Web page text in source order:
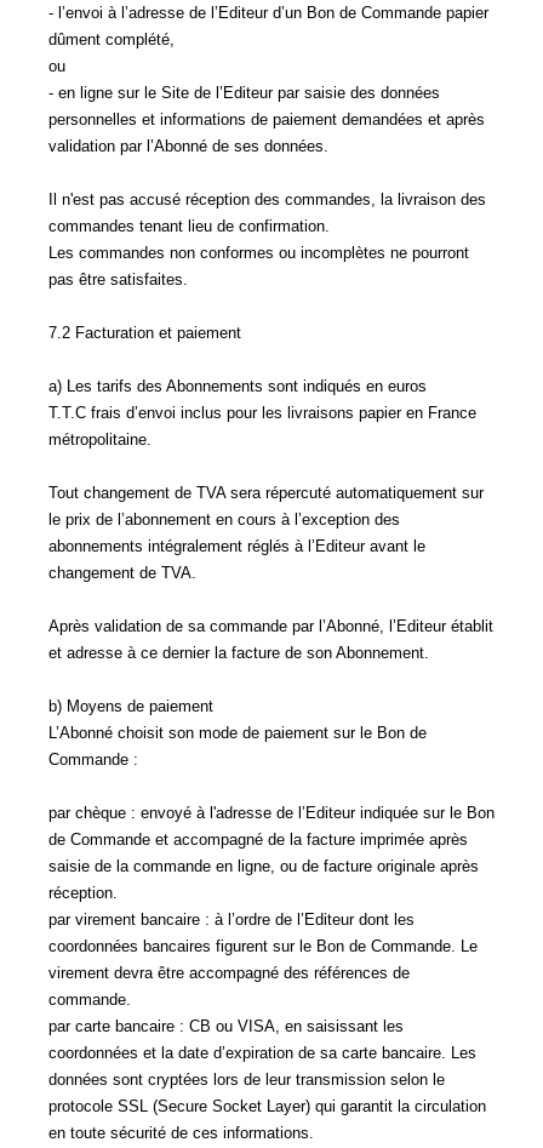
- l’envoi à l’adresse de l’Editeur d’un Bon de Commande papier
dûment complété,
ou
- en ligne sur le Site de l’Editeur par saisie des données
personnelles et informations de paiement demandées et après
validation par l’Abonné de ses données.
Il n'est pas accusé réception des commandes, la livraison des
commandes tenant lieu de confirmation.
Les commandes non conformes ou incomplètes ne pourront
pas être satisfaites.
7.2 Facturation et paiement
a) Les tarifs des Abonnements sont indiqués en euros
T.T.C frais d’envoi inclus pour les livraisons papier en France
métropolitaine.
Tout changement de TVA sera répercuté automatiquement sur
le prix de l’abonnement en cours à l’exception des
abonnements intégralement réglés à l’Editeur avant le
changement de TVA.
Après validation de sa commande par l’Abonné, l’Editeur établit
et adresse à ce dernier la facture de son Abonnement.
b) Moyens de paiement
L’Abonné choisit son mode de paiement sur le Bon de
Commande :
par chèque : envoyé à l'adresse de l’Editeur indiquée sur le Bon
de Commande et accompagné de la facture imprimée après
saisie de la commande en ligne, ou de facture originale après
réception.
par virement bancaire : à l’ordre de l’Editeur dont les
coordonnées bancaires figurent sur le Bon de Commande. Le
virement devra être accompagné des références de
commande.
par carte bancaire : CB ou VISA, en saisissant les
coordonnées et la date d’expiration de sa carte bancaire. Les
données sont cryptées lors de leur transmission selon le
protocole SSL (Secure Socket Layer) qui garantit la circulation
en toute sécurité de ces informations.